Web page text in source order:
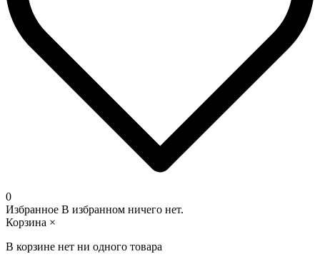
0
Избранное В избранном ничего нет.
Корзина ×
В корзине нет ни одного товара